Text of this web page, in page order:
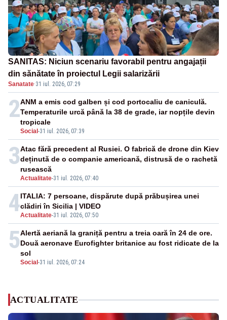
SANITAS: Niciun scenariu favorabil pentru angajații
din sănătate în proiectul Legii salarizării
Sanatate·31 iul. 2026, 07:29
2
Social -31 iul. 2026, 07:39
ANM a emis cod galben și cod portocaliu de caniculă.
Temperaturile urcă până la 38 de grade, iar nopțile devin
tropicale
3
Actualitate-31 iul. 2026, 07:40
Atac fără precedent al Rusiei. O fabrică de drone din Kiev
deținută de o companie americană, distrusă de o rachetă
rusească
4Actualitate-31 iul. 2026, 07:50
ITALIA: 7 persoane, dispărute după prăbușirea unei
clădiri în Sicilia | VIDEO
5
Social -31 iul. 2026, 07:24
Alertă aeriană la graniță pentru a treia oară în 24 de ore.
Două aeronave Eurofighter britanice au fost ridicate de la
sol
ACTUALITATE